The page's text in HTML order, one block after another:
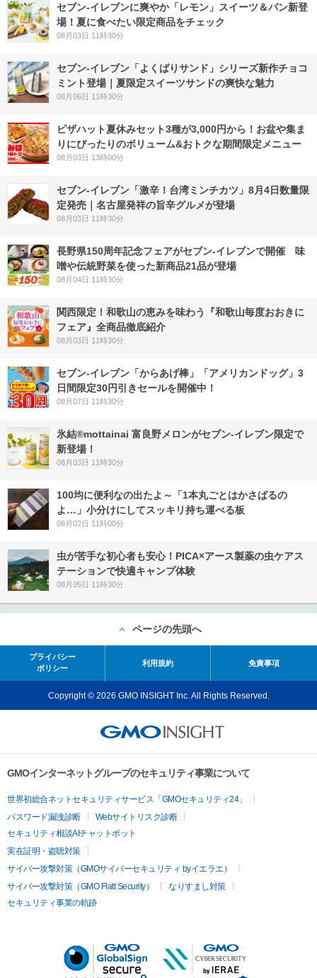
セブン‐イレブンに爽やか「レモン」スイーツ＆パン新登
場！夏に食べたい限定商品をチェック
08月03日 11時30分
セブン‐イレブン「よくばりサンド」シリーズ新作チョコ
ミント登場｜夏限定スイーツサンドの爽快な魅力
08月06日 11時30分
ピザハット夏休みセット3種が3,000円から！お盆や集ま
りにぴったりのボリューム&おトクな期間限定メニュー
08月03日 13時00分
セブン-イレブン「激辛！台湾ミンチカツ」8月4日数量限
定発売｜名古屋発祥の旨辛グルメが登場
08月03日 11時30分
長野県150周年記念フェアがセブン-イレブンで開催 味
噌や伝統野菜を使った新商品21品が登場
08月04日 11時30分
関西限定！和歌山の恵みを味わう『和歌山毎度おおきに
フェア』全商品徹底紹介
08月03日 11時30分
セブン‐イレブン「からあげ棒」「アメリカンドッグ」3
日間限定30円引きセールを開催中！
08月07日 11時30分
氷結®mottainai 富良野メロンがセブン‐イレブン限定で
新登場！
08月03日 11時30分
100均に便利なの出たよ～「1本丸ごとはかさばるの
よ…」小分けにしてスッキリ持ち運べる板
08月02日 11時00分
虫が苦手な初心者も安心！PICA×アース製薬の虫ケアス
テーションで快適キャンプ体験
08月05日 11時30分
ページの先頭へ
プライバシー
ポリシー
利用規約 免責事項
Copyright © 2026 GMO INSIGHT Inc. All Rights Reserved.
GMOインターネットグループのセキュリティ事業について
世界初総合ネットセキュリティサービス「GMOセキュリティ24」
パスワード漏洩診断
Webサイトリスク診断
セキュリティ相談AIチャットボット
実在証明・盗聴対策
サイバー攻撃対策（GMOサイバーセキュリティ byイエラエ）
サイバー攻撃対策（GMO Flatt Security）
なりすまし対策
セキュリティ事業の軌跡